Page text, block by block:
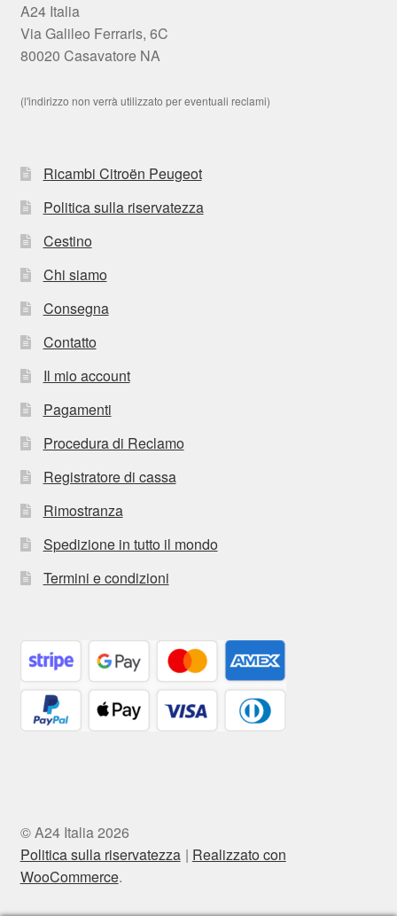
A24 Italia
Via Galileo Ferraris, 6C
80020 Casavatore NA
(l'indirizzo non verrà utilizzato per eventuali reclami)
Ricambi Citroën Peugeot
Politica sulla riservatezza
Cestino
Chi siamo
Consegna
Contatto
Il mio account
Pagamenti
Procedura di Reclamo
Registratore di cassa
Rimostranza
Spedizione in tutto il mondo
Termini e condizioni
© A24 Italia 2026
Politica sulla riservatezza
Realizzato con
WooCommerce.